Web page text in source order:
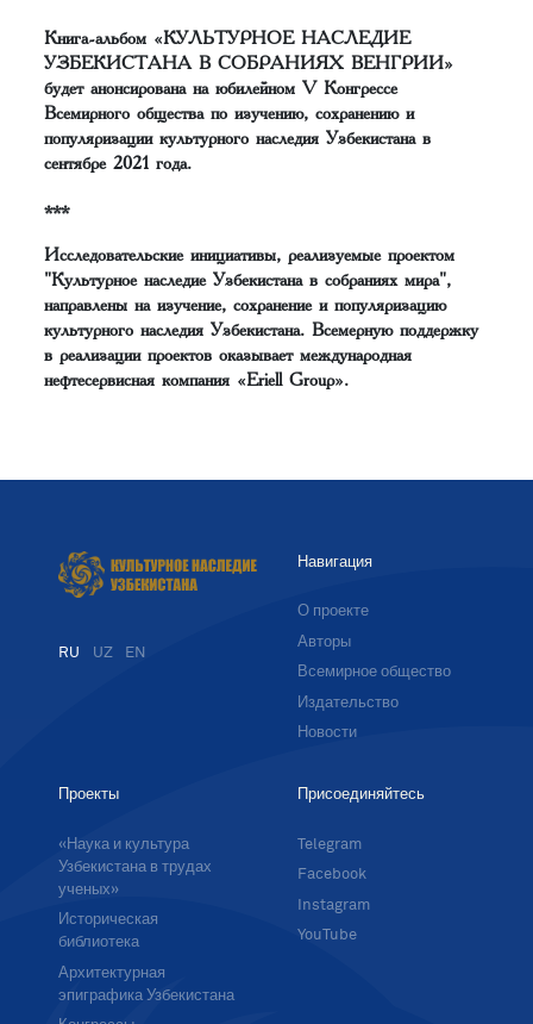
Книга-альбом «КУЛЬТУРНОЕ НАСЛЕДИЕ
УЗБЕКИСТАНА В СОБРАНИЯХ ВЕНГРИИ»
будет анонсирована на юбилейном V Конгрессе
Всемирного общества по изучению, сохранению и
популяризации культурного наследия Узбекистана в
сентябре 2021 года.
***
Исследовательские инициативы, реализуемые проектом
"Культурное наследие Узбекистана в собраниях мира",
направлены на изучение, сохранение и популяризацию
культурного наследия Узбекистана. Всемерную поддержку
в реализации проектов оказывает международная
нефтесервисная компания «Eriell Group».
RU UZ EN
Навигация
О проекте
Авторы
Всемирное общество
Издательство
Новости
Проекты
«Наука и культура
Узбекистана в трудах
ученых»
Историческая
библиотека
Архитектурная
эпиграфика Узбекистана
Присоединяйтесь
Telegram
Facebook
Instagram
YouTube